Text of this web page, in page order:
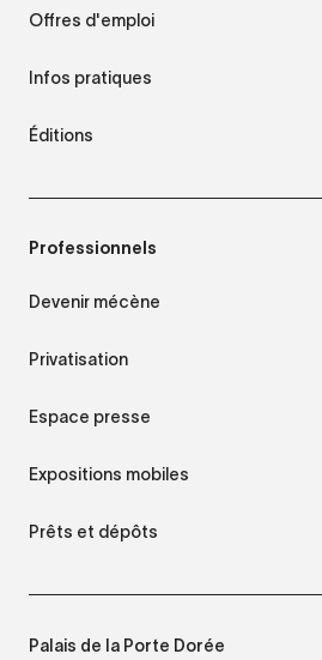
Offres d'emploi
Infos pratiques
Éditions
Professionnels
Devenir mécène
Privatisation
Espace presse
Expositions mobiles
Prêts et dépôts
Palais de la Porte Dorée